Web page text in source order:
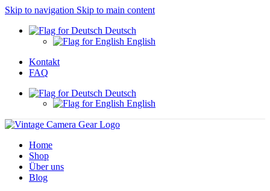
Skip to navigation Skip to main content
Deutsch
English
Kontakt
FAQ
Deutsch
English
Home
Shop
Über uns
Blog